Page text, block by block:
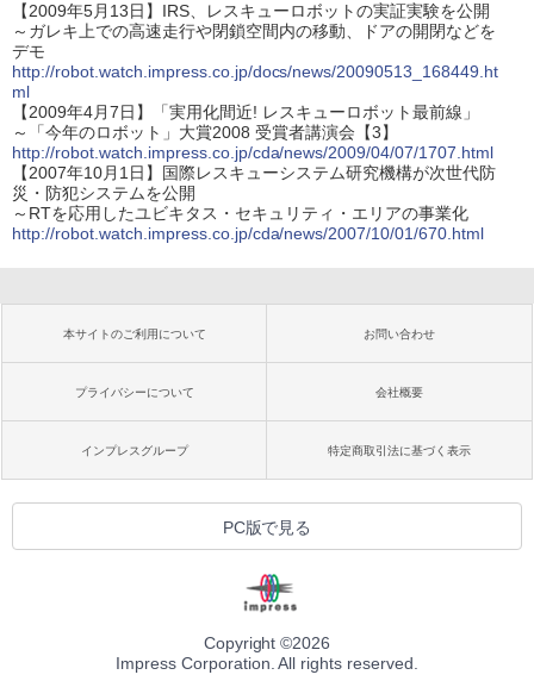
【2009年5月13日】IRS、レスキューロボットの実証実験を公開
～ガレキ上での高速走行や閉鎖空間内の移動、ドアの開閉などを
デモ
http://robot.watch.impress.co.jp/docs/news/20090513_168449.ht
ml
【2009年4月7日】「実用化間近! レスキューロボット最前線」
～「今年のロボット」大賞2008 受賞者講演会【3】
http://robot.watch.impress.co.jp/cda/news/2009/04/07/1707.html
【2007年10月1日】国際レスキューシステム研究機構が次世代防
災・防犯システムを公開
～RTを応用したユビキタス・セキュリティ・エリアの事業化
http://robot.watch.impress.co.jp/cda/news/2007/10/01/670.html
本サイトのご利用について お問い合わせ
プライバシーについて 会社概要
インプレスグループ 特定商取引法に基づく表示
PC版で見る
Copyright ©2026
Impress Corporation. All rights reserved.